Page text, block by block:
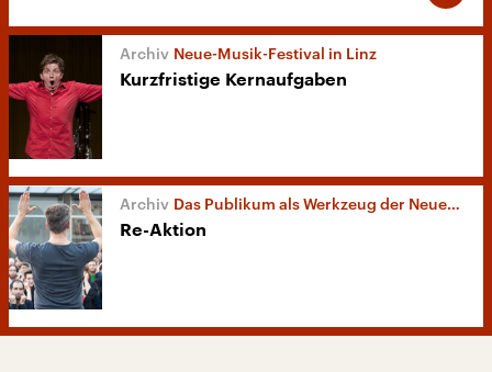
Neue-Musik-Festival in Linz
Kurzfristige Kernaufgaben
Das Publikum als Werkzeug der Neuen Musik
Re-Aktion